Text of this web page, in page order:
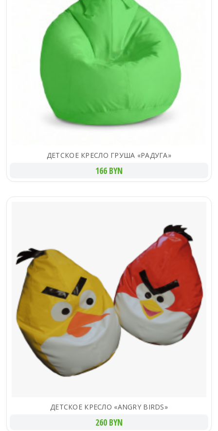
ДЕТСКОЕ КРЕСЛО ГРУША «РАДУГА»
166 BYN
ДЕТСКОЕ КРЕСЛО «ANGRY BIRDS»
260 BYN